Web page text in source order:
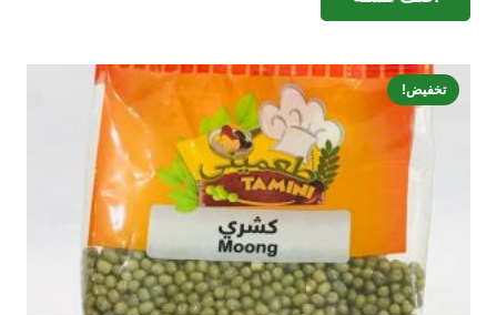
4.50 ر.س.
تخفيض!